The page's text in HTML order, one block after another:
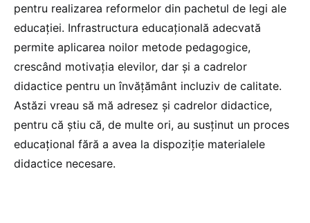
pentru realizarea reformelor din pachetul de legi ale
educației. Infrastructura educațională adecvată
permite aplicarea noilor metode pedagogice,
crescând motivația elevilor, dar și a cadrelor
didactice pentru un învățământ incluziv de calitate.
Astăzi vreau să mă adresez și cadrelor didactice,
pentru că știu că, de multe ori, au susținut un proces
educațional fără a avea la dispoziție materialele
didactice necesare.